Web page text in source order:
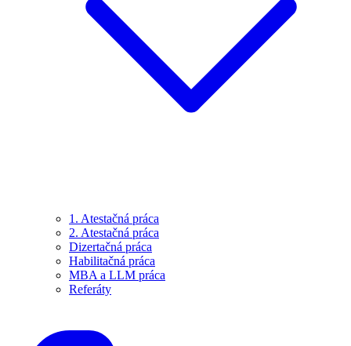
1. Atestačná práca
2. Atestačná práca
Dizertačná práca
Habilitačná práca
MBA a LLM práca
Referáty